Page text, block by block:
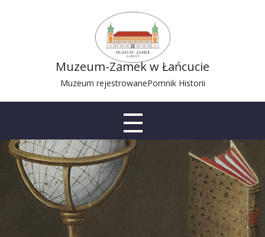
Muzeum-Zamek w Łańcucie
Muzeum rejestrowanePomnik Historii